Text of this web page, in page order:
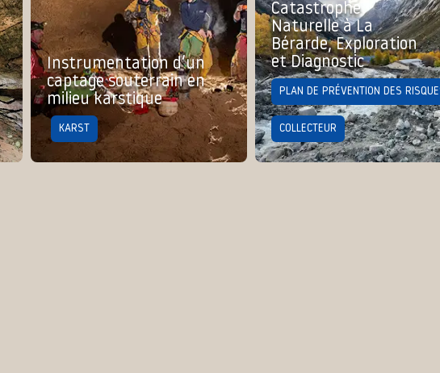
Instrumentation d’un
captage souterrain en
milieu karstique
KARST
Catastrophe
Naturelle à La
Bérarde, Exploration
et Diagnostic
PLAN DE PRÉVENTION DES
COLLECTEUR